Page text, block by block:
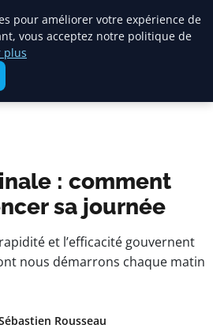
bien commencer sa journée
: comment
sa journée
et l’efficacité gouvernent
nous démarrons chaque matin
Rousseau
pour améliorer votre expérience de
vous acceptez notre politique de
plus